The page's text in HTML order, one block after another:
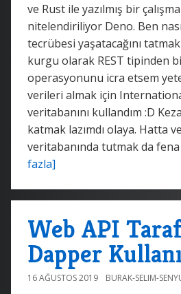
ve Rust ile yazılmış bir
nitelendiriliyor Deno. Ben
tecrübesi yaşatacağını
kurgu olarak REST tipinden
operasyonunu icra etsem
verileri almak için
veritabanını kullandım :D
katmak lazımdı olaya. Hatta
veritabanında tutmak da
fazla]
Web API
Dapper
16 AĞUSTOS 2019 BURAK-SELIM-